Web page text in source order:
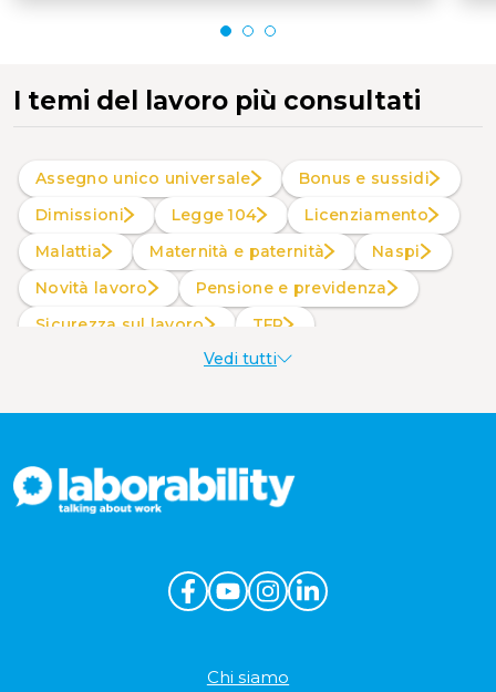
I temi del lavoro più consultati
Assegno unico universale
Bonus e sussidi
Dimissioni
Legge 104
Licenziamento
Malattia
Maternità e paternità
Naspi
Novità lavoro
Pensione e previdenza
Sicurezza sul lavoro
TFR
Vedi tutti
Chi siamo